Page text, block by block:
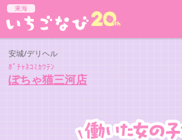
東海
安城/デリヘル
ﾎﾟﾁｬﾈｺﾐｶﾜﾃﾝ
ぽちゃ猫三河店